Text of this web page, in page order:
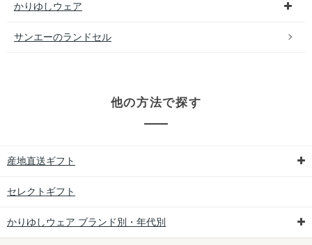
かりゆしウェア
サンエーのランドセル
他の方法で探す
産地直送ギフト
セレクトギフト
かりゆしウェア ブランド別・年代別